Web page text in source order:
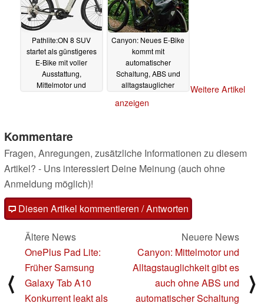
Pathlite:ON 8 SUV
startet als günstigeres
E-Bike mit voller
Ausstattung,
Mittelmotor und
Canyon: Neues E-Bike
kommt mit
automatischer
Schaltung, ABS und
alltagstauglicher
Weitere Artikel
anzeigen
Kommentare
Fragen, Anregungen, zusätzliche Informationen zu diesem
Artikel? - Uns interessiert Deine Meinung (auch ohne
Anmeldung möglich)!
Diesen Artikel kommentieren / Antworten
⟨
Ältere News
OnePlus Pad Lite:
Früher Samsung
Galaxy Tab A10
Konkurrent leakt als
Neuere News
Canyon: Mittelmotor und
Alltagstauglichkeit gibt es
auch ohne ABS und
automatischer Schaltung
⟩